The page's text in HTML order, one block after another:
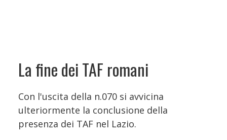
La fine dei TAF romani
Con l'uscita della n.070 si avvicina
ulteriormente la conclusione della
presenza dei TAF nel Lazio.